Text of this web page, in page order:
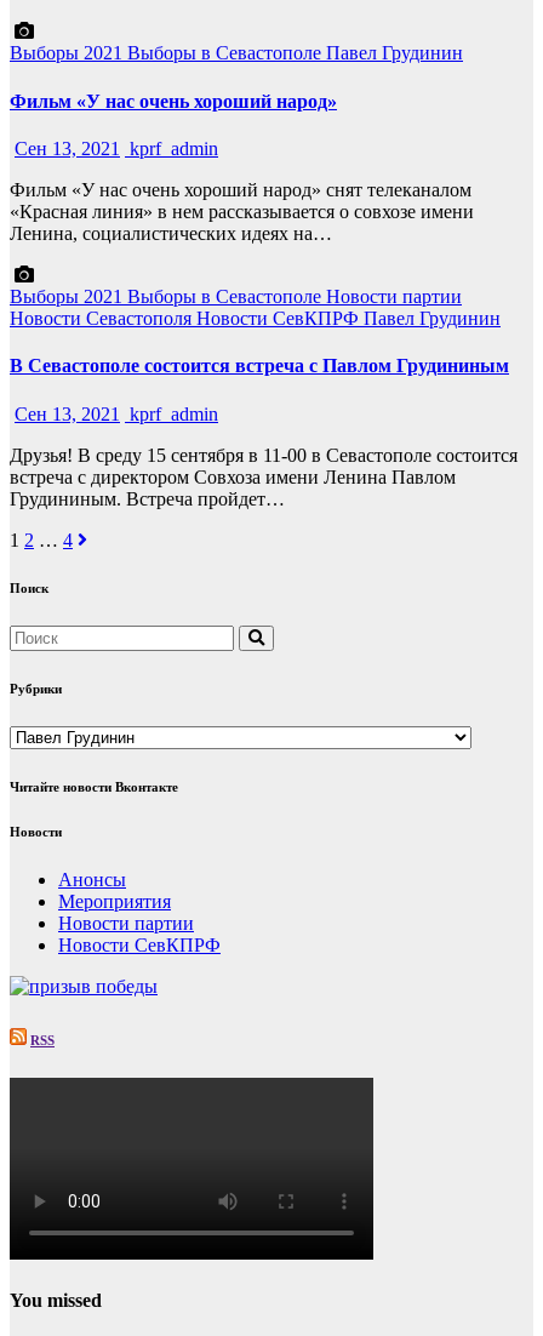
Выборы 2021 Выборы в Севастополе Павел Грудинин
Фильм «У нас очень хороший народ»
Сен 13, 2021
kprf_admin
Фильм «У нас очень хороший народ» снят телеканалом
«Красная линия» в нем рассказывается о совхозе имени
Ленина, социалистических идеях на…
Выборы 2021 Выборы в Севастополе Новости партии
Новости Севастополя Новости СевКПРФ Павел Грудинин
В Севастополе состоится встреча с Павлом Грудининым
Сен 13, 2021
kprf_admin
Друзья! В среду 15 сентября в 11-00 в Севастополе состоится
встреча с директором Совхоза имени Ленина Павлом
Грудининым. Встреча пройдет…
Навигация
по
1 2 … 4
Поиск
Рубрики
Рубрики
Читайте новости Вконтакте
Новости
Анонсы
Мероприятия
Новости партии
Новости СевКПРФ
RSS
You missed